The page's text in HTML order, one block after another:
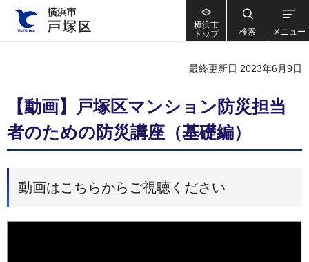
横浜市
トップ
検索 メニュー
最終更新日 2023年6月9日
【動画】戸塚区マンション防災担当
者のための防災講座（基礎編）
動画はこちらからご視聴ください